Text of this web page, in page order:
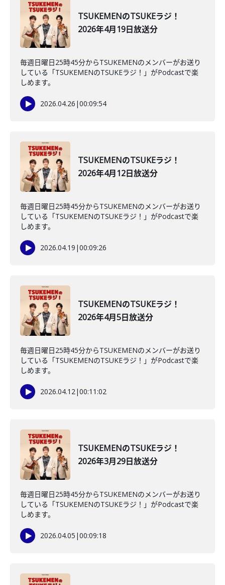
TSUKEMENのTSUKEラジ！
2026年4月19日放送分
毎週日曜日25時45分からTSUKEMENのメンバーがお送り
している「TSUKEMENのTSUKEラジ！」がPodcastで楽
しめます。
2026.04.26 |00:09:54
TSUKEMENのTSUKEラジ！
2026年4月12日放送分
毎週日曜日25時45分からTSUKEMENのメンバーがお送り
している「TSUKEMENのTSUKEラジ！」がPodcastで楽
しめます。
2026.04.19 |00:09:26
TSUKEMENのTSUKEラジ！
2026年4月5日放送分
毎週日曜日25時45分からTSUKEMENのメンバーがお送り
している「TSUKEMENのTSUKEラジ！」がPodcastで楽
しめます。
2026.04.12|00:11:02
TSUKEMENのTSUKEラジ！
2026年3月29日放送分
毎週日曜日25時45分からTSUKEMENのメンバーがお送り
している「TSUKEMENのTSUKEラジ！」がPodcastで楽
しめます。
2026.04.05 |00:09:18